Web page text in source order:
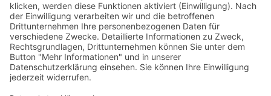
Pressemitteilungen
Pressefotos
BASis Info
Newsletter-Abo
Rechenschaftsflyer